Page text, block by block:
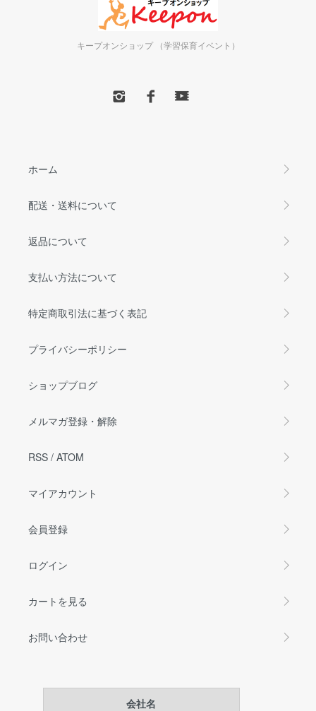
キープオンショップ （学習保育イベント）
ホーム
配送・送料について
返品について
支払い方法について
特定商取引法に基づく表記
プライバシーポリシー
ショップブログ
メルマガ登録・解除
RSS / ATOM
マイアカウント
会員登録
ログイン
カートを見る
お問い合わせ
会社名